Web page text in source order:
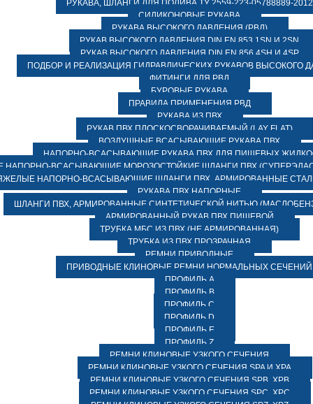
РУКАВА, ШЛАНГИ ДЛЯ ПОЛИВА ТУ 2559-223-05788889-2012
СИЛИКОНОВЫЕ РУКАВА
РУКАВА ВЫСОКОГО ДАВЛЕНИЯ (РВД)
РУКАВ ВЫСОКОГО ДАВЛЕНИЯ DIN EN 853 1SN И 2SN
РУКАВ ВЫСОКОГО ДАВЛЕНИЯ DIN EN 856 4SH И 4SP
ПОДБОР И РЕАЛИЗАЦИЯ ГИДРАВЛИЧЕСКИХ РУКАВОВ ВЫСОКОГО
ФИТИНГИ ДЛЯ РВД
БУРОВЫЕ РУКАВА
ПРАВИЛА ПРИМЕНЕНИЯ РВД
РУКАВА ИЗ ПВХ
РУКАВ ПВХ ПЛОСКОСВОРАЧИВАЕМЫЙ (LAY FLAT)
ВОЗДУШНЫЕ ВСАСЫВАЮЩИЕ РУКАВА ПВХ
НАПОРНО-ВСАСЫВАЮЩИЕ РУКАВА ПВХ ДЛЯ ПИЩЕВЫХ
НАПОРНО-ВСАСЫВАЮЩИЕ МОРОЗОСТОЙКИЕ ШЛАНГИ ПВХ
НАПОРНО-ВСАСЫВАЮЩИЕ ШЛАНГИ ПВХ, АРМИРОВАННЫЕ
РУКАВА ПВХ НАПОРНЫЕ
ШЛАНГИ ПВХ, АРМИРОВАННЫЕ СИНТЕТИЧЕСКОЙ НИТЬЮ
АРМИРОВАННЫЙ РУКАВ ПВХ ПИЩЕВОЙ
ТРУБКА МБС ИЗ ПВХ (НЕ АРМИРОВАННАЯ)
ТРУБКА ИЗ ПВХ ПРОЗРАЧНАЯ
РЕМНИ ПРИВОДНЫЕ
ПРИВОДНЫЕ КЛИНОВЫЕ РЕМНИ НОРМАЛЬНЫХ СЕЧЕНИЙ
ПРОФИЛЬ A
ПРОФИЛЬ B
ПРОФИЛЬ C
ПРОФИЛЬ D
ПРОФИЛЬ E
ПРОФИЛЬ Z
РЕМНИ КЛИНОВЫЕ УЗКОГО СЕЧЕНИЯ
РЕМНИ КЛИНОВЫЕ УЗКОГО СЕЧЕНИЯ SPA И XPA
РЕМНИ КЛИНОВЫЕ УЗКОГО СЕЧЕНИЯ SPB, XPB
РЕМНИ КЛИНОВЫЕ УЗКОГО СЕЧЕНИЯ SPC, XPC